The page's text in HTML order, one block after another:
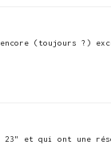
(toujours ?)
23" et qui ont une